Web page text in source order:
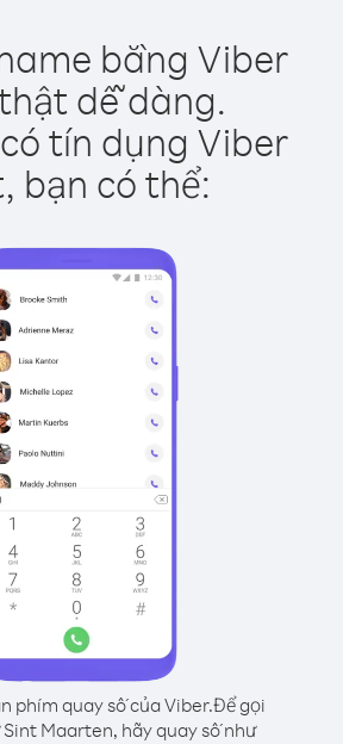
bằng Viber
dễ dàng.
tín dụng Viber
bạn có thể:
phím quay số của Viber.Để gọi
Maarten, hãy quay số như